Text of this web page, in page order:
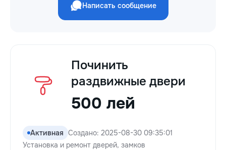
Написать сообщение
Починить
раздвижные двери
500 лей
Активная Создано: 2025-08-30 09:35:01
Установка и ремонт дверей, замков